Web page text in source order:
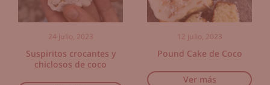
24 julio, 2023
Suspiritos crocantes y
chiclosos de coco
12 julio, 2023
Pound Cake de Coco
Ver más